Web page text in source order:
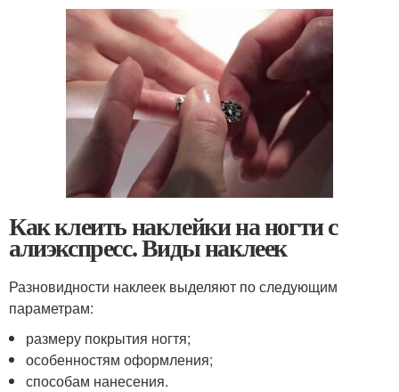
Как клеить наклейки на ногти с
алиэкспресс. Виды наклеек
Разновидности наклеек выделяют по следующим
параметрам:
размеру покрытия ногтя;
особенностям оформления;
способам нанесения.